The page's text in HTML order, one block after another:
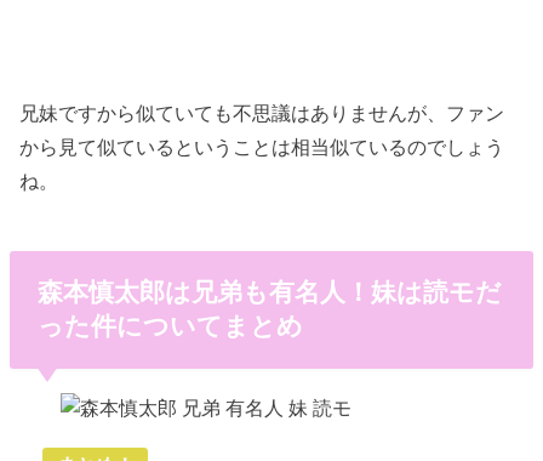
兄妹ですから似ていても不思議はありませんが、ファン
から見て似ているということは相当似ているのでしょう
ね。
森本慎太郎は兄弟も有名人！妹は読モだ
った件についてまとめ